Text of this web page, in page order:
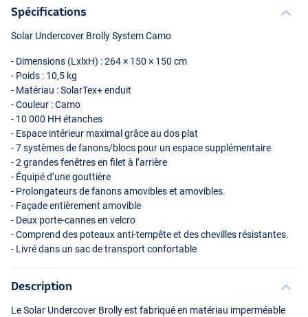
Spécifications
Solar Undercover Brolly System Camo
- Dimensions (LxlxH) : 264 × 150 × 150 cm
- Poids : 10,5 kg
- Matériau : SolarTex+ enduit
- Couleur : Camo
- 10 000 HH étanches
- Espace intérieur maximal grâce au dos plat
- 7 systèmes de fanons/blocs pour un espace supplémentaire
- 2 grandes fenêtres en filet à l’arrière
- Équipé d’une gouttière
- Prolongateurs de fanons amovibles et amovibles.
- Façade entièrement amovible
- Deux porte-cannes en velcro
- Comprend des poteaux anti-tempête et des chevilles résistantes.
- Livré dans un sac de transport confortable
Description
Le Solar Undercover Brolly est fabriqué en matériau imperméable